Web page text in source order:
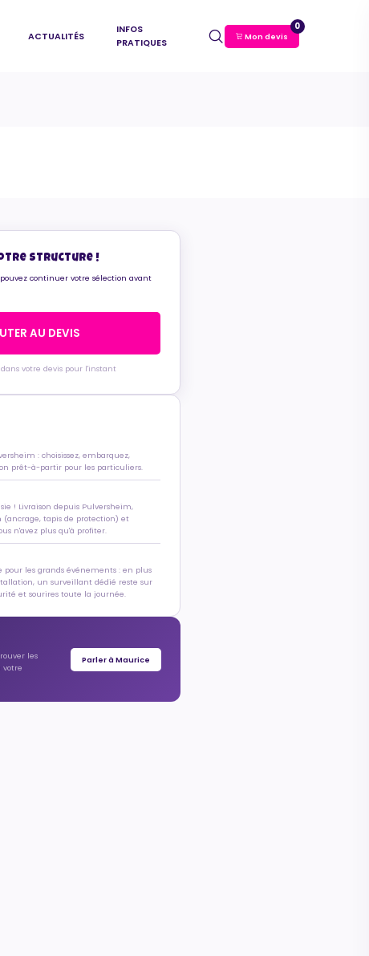
ACTUALITÉS
INFOS
PRATIQUES
Mon devis
0
structure !
continuer votre sélection avant
AU DEVIS
votre devis pour l'instant
: choisissez, embarquez,
prêt-à-partir pour les particuliers.
! Livraison depuis Pulversheim,
tapis de protection) et
n'avez plus qu'à profiter.
pour les grands événements : en plus
un surveillant dédié reste sur
et sourires toute la journée.
les
votre
Parler à Maurice